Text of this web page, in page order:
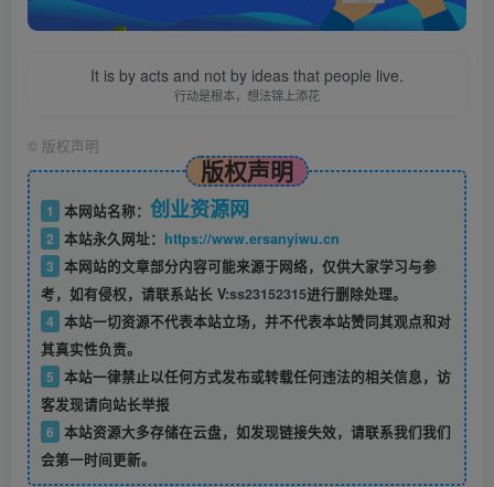
It is by acts and not by ideas that people live.
行动是根本，想法锦上添花
© 版权声明
版权声明
1 本网站名称： 创业资源网
2 本站永久网址： https://www.ersanyiwu.cn
3 本网站的文章部分内容可能来源于网络，仅供大家学习与参
考，如有侵权，请联系站长 V:ss23152315进行删除处理。
4 本站一切资源不代表本站立场，并不代表本站赞同其观点和对
其真实性负责。
5 本站一律禁止以任何方式发布或转载任何违法的相关信息，访
客发现请向站长举报
6 本站资源大多存储在云盘，如发现链接失效，请联系我们我们
会第一时间更新。